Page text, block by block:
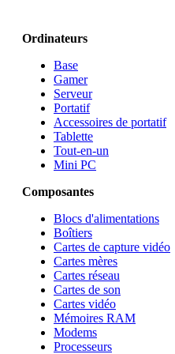
Ordinateurs
Base
Gamer
Serveur
Portatif
Accessoires de portatif
Tablette
Tout-en-un
Mini PC
Composantes
Blocs d'alimentations
Boîtiers
Cartes de capture vidéo
Cartes mères
Cartes réseau
Cartes de son
Cartes vidéo
Mémoires RAM
Modems
Processeurs